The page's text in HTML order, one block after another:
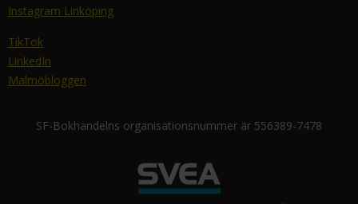
Instagram Linköping
TikTok
LinkedIn
Malmöbloggen
SF-Bokhandelns organisationsnummer är 556389-7478